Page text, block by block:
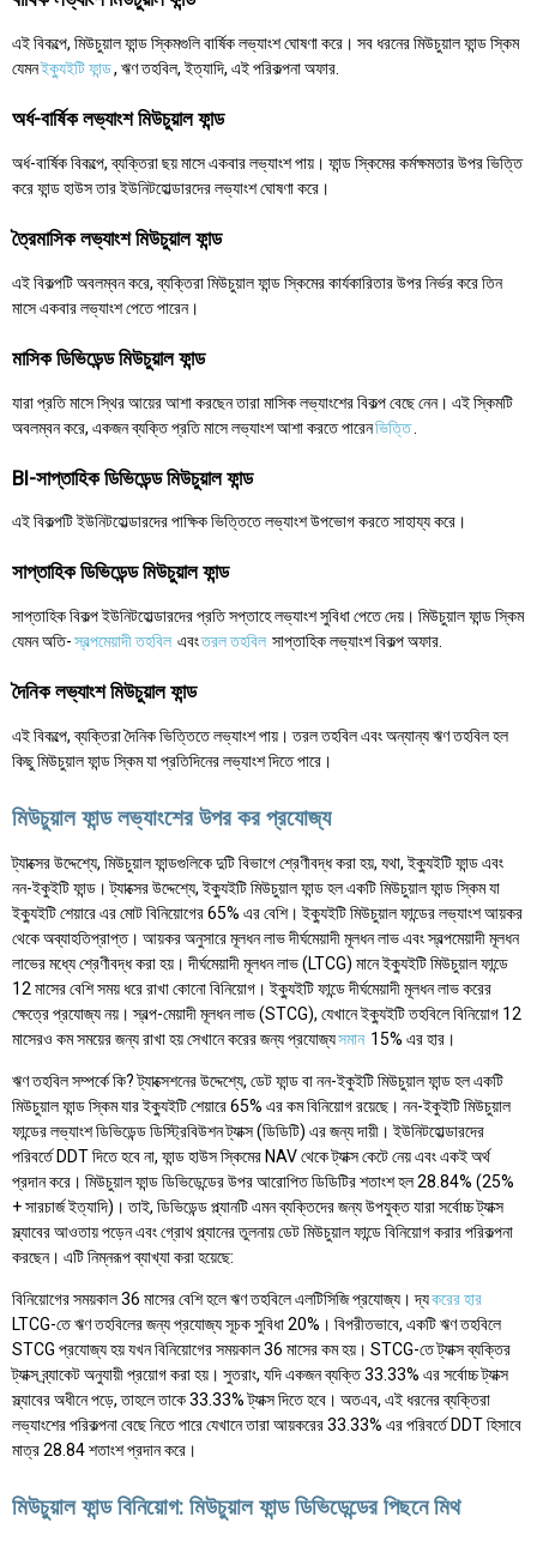
এই বিকল্পে, মিউচুয়াল ফান্ড স্কিমগুলি বার্ষিক লভ্যাংশ ঘোষণা করে। সব ধরনের মিউচুয়াল ফান্ড স্কিম
যেমনইক্যুইটি ফান্ড, ঋণ তহবিল, ইত্যাদি, এই পরিকল্পনা অফার.
অর্ধ-বার্ষিক লভ্যাংশ মিউচুয়াল ফান্ড
অর্ধ-বার্ষিক বিকল্পে, ব্যক্তিরা ছয় মাসে একবার লভ্যাংশ পায়। ফান্ড স্কিমের কর্মক্ষমতার উপর ভিত্তি
করে ফান্ড হাউস তার ইউনিটহোল্ডারদের লভ্যাংশ ঘোষণা করে।
ত্রৈমাসিক লভ্যাংশ মিউচুয়াল ফান্ড
এই বিকল্পটি অবলম্বন করে, ব্যক্তিরা মিউচুয়াল ফান্ড স্কিমের কার্যকারিতার উপর নির্ভর করে তিন
মাসে একবার লভ্যাংশ পেতে পারেন।
মাসিক ডিভিডেন্ড মিউচুয়াল ফান্ড
যারা প্রতি মাসে স্থির আয়ের আশা করছেন তারা মাসিক লভ্যাংশের বিকল্প বেছে নেন। এই স্কিমটি
অবলম্বন করে, একজন ব্যক্তি প্রতি মাসে লভ্যাংশ আশা করতে পারেনভিত্তি
BI-সাপ্তাহিক ডিভিডেন্ড মিউচুয়াল ফান্ড
এই বিকল্পটি ইউনিটহোল্ডারদের পাক্ষিক ভিত্তিতে লভ্যাংশ উপভোগ করতে সাহায্য করে।
সাপ্তাহিক ডিভিডেন্ড মিউচুয়াল ফান্ড
সাপ্তাহিক বিকল্প ইউনিটহোল্ডারদের প্রতি সপ্তাহে লভ্যাংশ সুবিধা পেতে দেয়। মিউচুয়াল ফান্ড স্কিম
যেমন অতি-স্বল্পমেয়াদী তহবিল এবংতরল তহবিল সাপ্তাহিক লভ্যাংশ বিকল্প অফার.
দৈনিক লভ্যাংশ মিউচুয়াল ফান্ড
এই বিকল্পে, ব্যক্তিরা দৈনিক ভিত্তিতে লভ্যাংশ পায়। তরল তহবিল এবং অন্যান্য ঋণ তহবিল হল
কিছু মিউচুয়াল ফান্ড স্কিম যা প্রতিদিনের লভ্যাংশ দিতে পারে।
মিউচুয়াল ফান্ড লভ্যাংশের উপর কর প্রযোজ্য
ট্যাক্সের উদ্দেশ্যে, মিউচুয়াল ফান্ডগুলিকে দুটি বিভাগে শ্রেণীবদ্ধ করা হয়, যথা, ইক্যুইটি ফান্ড এবং
নন-ইকুইটি ফান্ড। ট্যাক্সের উদ্দেশ্যে, ইক্যুইটি মিউচুয়াল ফান্ড হল একটি মিউচুয়াল ফান্ড স্কিম যা
ইক্যুইটি শেয়ারে এর মোট বিনিয়োগের 65% এর বেশি। ইক্যুইটি মিউচুয়াল ফান্ডের লভ্যাংশ আয়কর
থেকে অব্যাহতিপ্রাপ্ত। আয়কর অনুসারে মূলধন লাভ দীর্ঘমেয়াদী মূলধন লাভ এবং স্বল্পমেয়াদী মূলধন
লাভের মধ্যে শ্রেণীবদ্ধ করা হয়। দীর্ঘমেয়াদী মূলধন লাভ (LTCG) মানে ইক্যুইটি মিউচুয়াল ফান্ডে
12 মাসের বেশি সময় ধরে রাখা কোনো বিনিয়োগ। ইক্যুইটি ফান্ডে দীর্ঘমেয়াদী মূলধন লাভ করের
ক্ষেত্রে প্রযোজ্য নয়। স্বল্প-মেয়াদী মূলধন লাভ (STCG), যেখানে ইক্যুইটি তহবিলে বিনিয়োগ 12
মাসেরও কম সময়ের জন্য রাখা হয় সেখানে করের জন্য প্রযোজ্যসমান 15% এর হার।
ঋণ তহবিল সম্পর্কে কি? ট্যাক্সেশনের উদ্দেশ্যে, ডেট ফান্ড বা নন-ইকুইটি মিউচুয়াল ফান্ড হল একটি
মিউচুয়াল ফান্ড স্কিম যার ইক্যুইটি শেয়ারে 65% এর কম বিনিয়োগ রয়েছে। নন-ইকুইটি মিউচুয়াল
ফান্ডের লভ্যাংশ ডিভিডেন্ড ডিস্ট্রিবিউশন ট্যাক্স (ডিডিটি) এর জন্য দায়ী। ইউনিটহোল্ডারদের
পরিবর্তে DDT দিতে হবে না, ফান্ড হাউস স্কিমের NAV থেকে ট্যাক্স কেটে নেয় এবং একই অর্থ
প্রদান করে। মিউচুয়াল ফান্ড ডিভিডেন্ডের উপর আরোপিত ডিডিটির শতাংশ হল 28.84% (25%
+ সারচার্জ ইত্যাদি)। তাই, ডিভিডেন্ড প্ল্যানটি এমন ব্যক্তিদের জন্য উপযুক্ত যারা সর্বোচ্চ ট্যাক্স
স্ল্যাবের আওতায় পড়েন এবং গ্রোথ প্ল্যানের তুলনায় ডেট মিউচুয়াল ফান্ডে বিনিয়োগ করার পরিকল্পনা
করছেন। এটি নিম্নরূপ ব্যাখ্যা করা হয়েছে:
বিনিয়োগের সময়কাল 36 মাসের বেশি হলে ঋণ তহবিলে এলটিসিজি প্রযোজ্য। দ্যকরের হার
LTCG-তে ঋণ তহবিলের জন্য প্রযোজ্য সূচক সুবিধা 20%। বিপরীতভাবে, একটি ঋণ তহবিলে
STCG প্রযোজ্য হয় যখন বিনিয়োগের সময়কাল 36 মাসের কম হয়। STCG-তে ট্যাক্স ব্যক্তির
ট্যাক্স ব্র্যাকেট অনুযায়ী প্রয়োগ করা হয়। সুতরাং, যদি একজন ব্যক্তি 33.33% এর সর্বোচ্চ ট্যাক্স
স্ল্যাবের অধীনে পড়ে, তাহলে তাকে 33.33% ট্যাক্স দিতে হবে। অতএব, এই ধরনের ব্যক্তিরা
লভ্যাংশের পরিকল্পনা বেছে নিতে পারে যেখানে তারা আয়করের 33.33% এর পরিবর্তে DDT হিসাবে
মাত্র 28.84 শতাংশ প্রদান করে।
মিউচুয়াল ফান্ড বিনিয়োগ: মিউচুয়াল ফান্ড ডিভিডেন্ডের পিছনে মিথ